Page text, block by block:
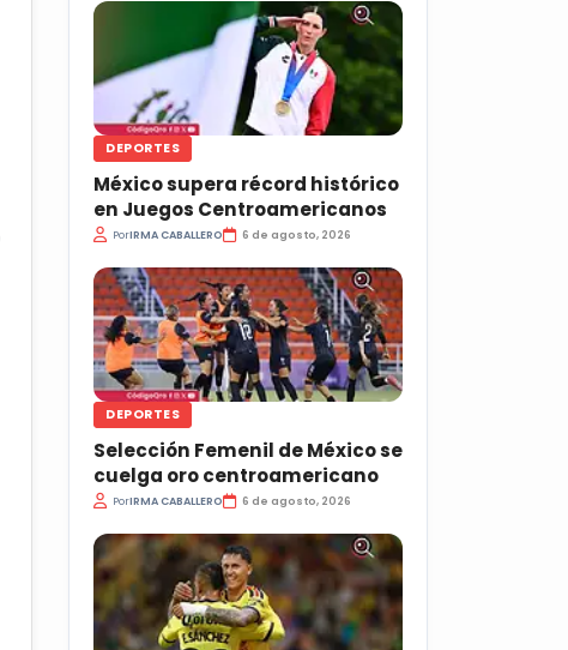
DEPORTES
México supera récord histórico
en Juegos Centroamericanos
PorIRMA CABALLERO 6 de agosto, 2026
DEPORTES
Selección Femenil de México se
cuelga oro centroamericano
PorIRMA CABALLERO 6 de agosto, 2026